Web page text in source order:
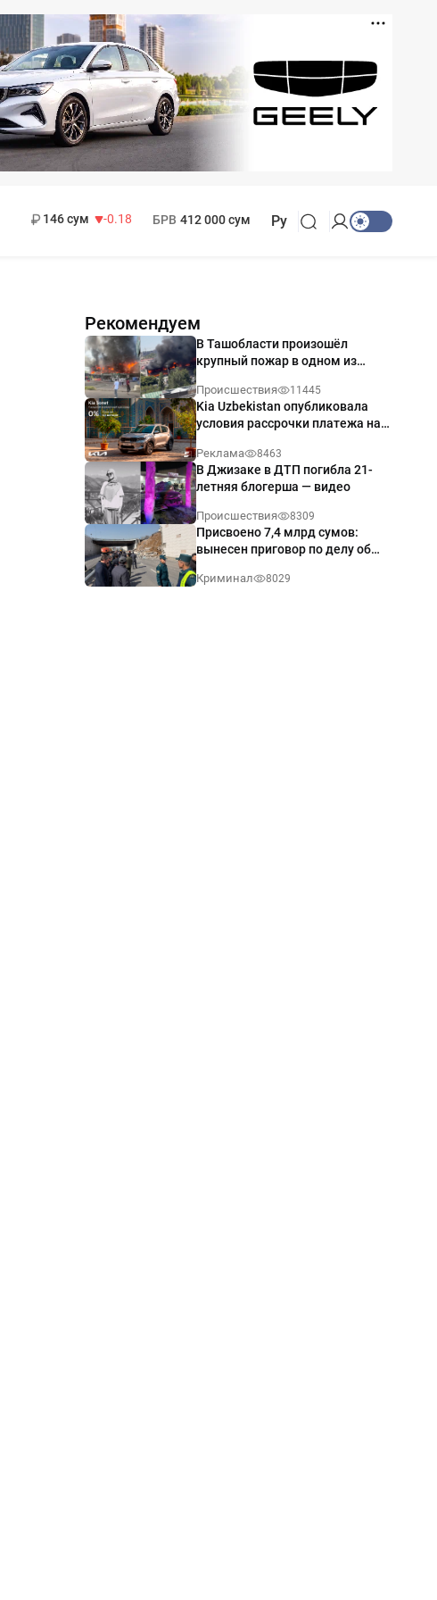
146 сум
-0.18
БРВ 412 000 сум Ру
Рекомендуем
В Ташобласти произошёл
крупный пожар в одном из
Происшествия 11445
Kia Uzbekistan опубликовала
условия рассрочки платежа на
годовых
Реклама 8463
В Джизаке в ДТП погибла 21-
летняя блогерша — видео
Происшествия 8309
Присвоено 7,4 млрд сумов:
вынесен приговор по делу об
Ташкенте
Криминал 8029